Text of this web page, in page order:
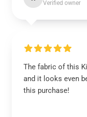
Verified owner
The fabric of this
and it looks even
this purchase!